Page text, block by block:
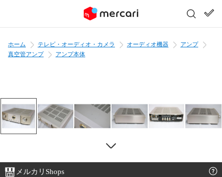
ホーム テレビ・オーディオ・カメラ オーディオ機器
アンプ
真空管アンプ
アンプ本体
メルカリShops